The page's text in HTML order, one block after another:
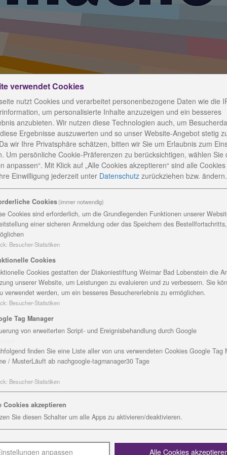
in Ebersdorf nicht mehr nur A und B. Am
an der Straße, das Stammhaus quasi, trägt ab
sollte eine enge Beziehung zur Brüdergemeine und
Seniorenzentrums. Bruder Schmidt wurde 1870
Werk erweiterte sich unter seiner Führung ständig
Im Februar 1945 nach der Zerstörung
Flüchtlinge, Säuglinge und Kinder) aus dem
Namen Emmaus und das Haus C für Menschen mit
Pflegeheim und Betreutes Wohnen unter einem
Diakoniestiftung Weimar Bad Lobenstein gGmbH
Es bietet professionelle Pflege und Betreuung,
das Haus für Betreutes Wohnen in Saalburg. Dort
Gebhardt, der Geschäftsbereichsleiter Altenhilfe der
Diakonie gGmbH die Gäste und ihre Angehörigen. Im
verwendet Cookies
nutzt Cookies und verarbeitet personenbezogene Daten wie die
um personalisierte Inhalte anzuzeigen und ein besseres
anzubieten. Wir nutzen diese Technologien auch, um
Ergebnisse auszuwerten und so unser Website-Angebot stetig
wir Ihre Privatsphäre schätzen, bitten wir Sie um Erlaubnis zum
Um persönliche Cookie-Präferenzen zu berücksichtigen, wählen Sie
anpassen“. Mit Klick auf „Alle Cookies akzeptieren“ sind alle
Einwilligung jederzeit unter Datenschutz zurückziehen bzw. ändern.
Cookies(immer notwendig)
Cookies sind erforderlich, um die Grundlegenden Funktionen unserer
einer sicheren Anmeldung oder das Speichern des
: Besucher-Statistiken
Cookies
Cookies gestatten der Diakoniestiftung Weimar Bad Lobenstein die
unserer Website, um Leistungen zu evaluieren und zu verbessern. Sie
verwendet werden, um ein besseres Besuchererlebnis zu ermöglichen.
: Besucher-Statistiken
Tag Manager
von erweiterten Script- und Ereignisbehandlung durch Google
finden Sie eine Liste aller von uns verwendeten Cookies Google Tag
/ MusterLäuft ab nachgoogle-tagmanager30 Tage
: Besucher-Statistiken
Cookies akzeptieren
Sie diesen Schalter um alle Apps zu aktivieren/deaktivieren.
anpassen Alle Cookies